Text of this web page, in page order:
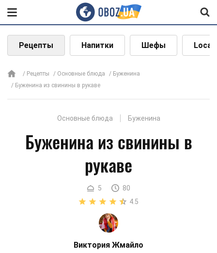
Рецепты Напитки Шефы Local
Рецепты Основные блюда
Буженина
Буженина из свинины в рукаве
Основные блюда Буженина
Буженина из свинины в
рукаве
5
80
4.5
Виктория Жмайло